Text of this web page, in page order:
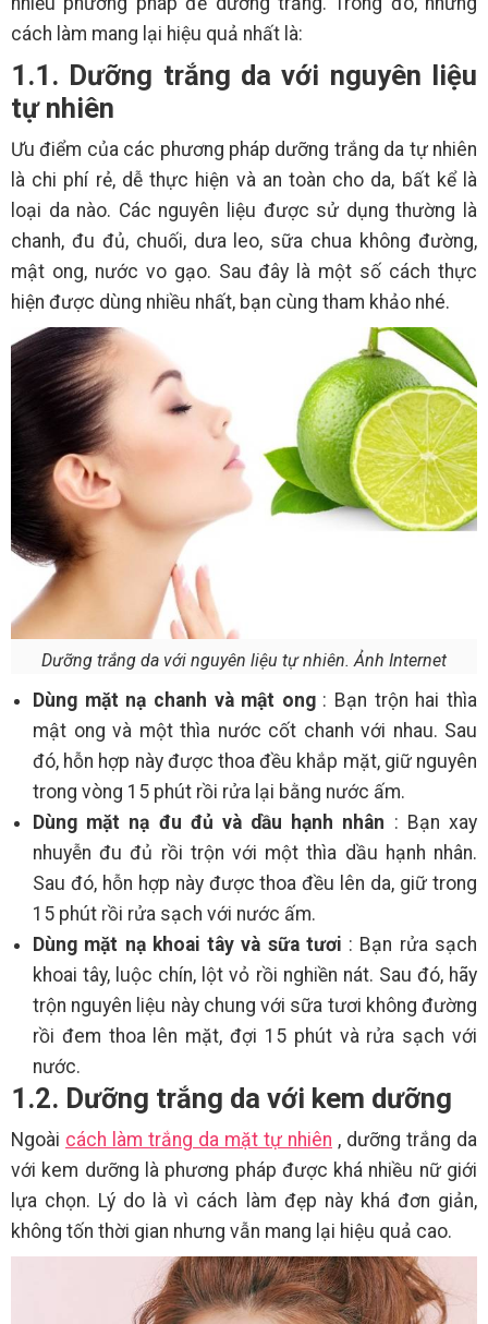
cách làm mang lại hiệu quả nhất là:
1.1. Dưỡng trắng da với nguyên liệu
tự nhiên
Ưu điểm của các phương pháp dưỡng trắng da tự nhiên
là chi phí rẻ, dễ thực hiện và an toàn cho da, bất kể là
loại da nào. Các nguyên liệu được sử dụng thường là
chanh, đu đủ, chuối, dưa leo, sữa chua không đường,
mật ong, nước vo gạo. Sau đây là một số cách thực
hiện được dùng nhiều nhất, bạn cùng tham khảo nhé.
Dưỡng trắng da với nguyên liệu tự nhiên. Ảnh Internet
Dùng mặt nạ chanh và mật ong: Bạn trộn hai thìa
mật ong và một thìa nước cốt chanh với nhau. Sau
đó, hỗn hợp này được thoa đều khắp mặt, giữ nguyên
trong vòng 15 phút rồi rửa lại bằng nước ấm.
Dùng mặt nạ đu đủ và dầu hạnh nhân : Bạn xay
nhuyễn đu đủ rồi trộn với một thìa dầu hạnh nhân.
Sau đó, hỗn hợp này được thoa đều lên da, giữ trong
15 phút rồi rửa sạch với nước ấm.
Dùng mặt nạ khoai tây và sữa tươi : Bạn rửa sạch
khoai tây, luộc chín, lột vỏ rồi nghiền nát. Sau đó, hãy
trộn nguyên liệu này chung với sữa tươi không đường
rồi đem thoa lên mặt, đợi 15 phút và rửa sạch với
nước.
1.2. Dưỡng trắng da với kem dưỡng
Ngoài cách làm trắng da mặt tự nhiên , dưỡng trắng da
với kem dưỡng là phương pháp được khá nhiều nữ giới
lựa chọn. Lý do là vì cách làm đẹp này khá đơn giản,
không tốn thời gian nhưng vẫn mang lại hiệu quả cao.